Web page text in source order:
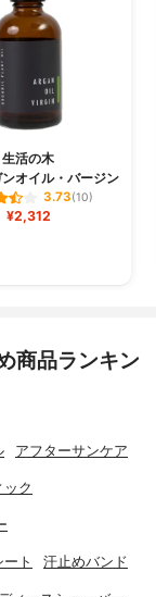
生活の木
オイル・バージン
3.73(10)
¥2,312
商品ランキン
アフターサンケア
ク
ト 汗止めバンド